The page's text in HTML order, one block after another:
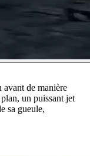
avant de manière
un puissant jet
sa gueule,